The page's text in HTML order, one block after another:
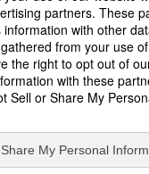
の電子書店・電子書籍配信サー
を得た正規版配信サービスである
号）です。詳しくは［ABJマーク
索してください。